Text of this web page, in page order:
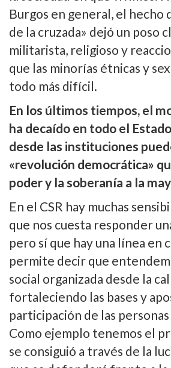
Burgos en general, el hecho
de la cruzada» dejó un poso
militarista, religioso y
que las minorí­as étnicas y
todo más difí­cil.
En los últimos tiempos, el
ha decaí­do en todo el
desde las instituciones
«revolución democrática»
poder y la soberaní­a a la
En el CSR hay muchas
que nos cuesta responder
pero sí­ que hay una lí­nea en
permite decir que
social organizada desde la
fortaleciendo las bases y
participación de las
Como ejemplo tenemos el
se consiguió a través de la